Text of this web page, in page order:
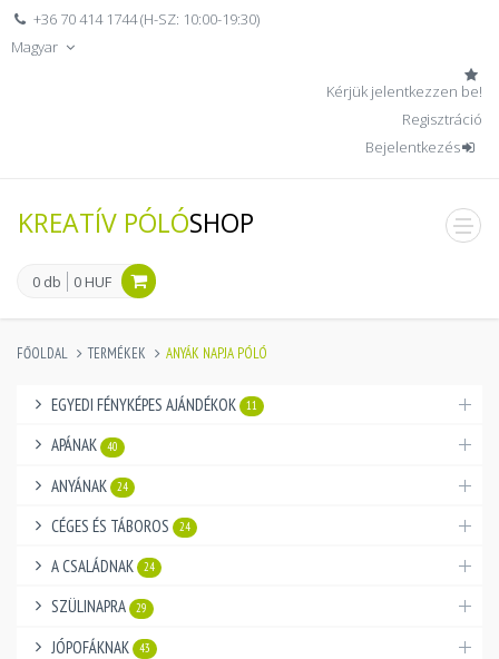
+36 70 414 1744 (H-SZ: 10:00-19:30)
Magyar
Kérjük jelentkezzen be!
Regisztráció
Bejelentkezés
KREATÍV PÓLÓSHOP
0 db 0 HUF
FŐOLDAL TERMÉKEK ANYÁK NAPJA PÓLÓ
EGYEDI FÉNYKÉPES AJÁNDÉKOK 11
APÁNAK 40
ANYÁNAK 24
CÉGES ÉS TÁBOROS 24
A CSALÁDNAK 24
SZÜLINAPRA 29
JÓPOFÁKNAK 43